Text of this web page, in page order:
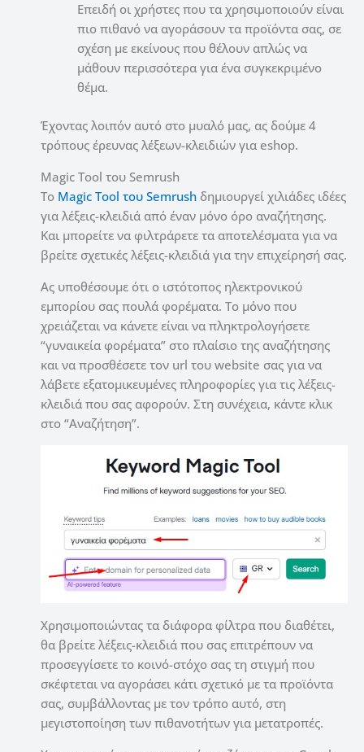
Επειδή οι χρήστες που τα χρησιμοποιούν είναι
πιο πιθανό να αγοράσουν τα προϊόντα σας, σε
σχέση με εκείνους που θέλουν απλώς να
μάθουν περισσότερα για ένα συγκεκριμένο
θέμα.
Έχοντας λοιπόν αυτό στο μυαλό μας, ας δούμε 4
τρόπους έρευνας λέξεων-κλειδιών για eshop.
Magic Tool του Semrush
Το Magic Tool του Semrush δημιουργεί χιλιάδες ιδέες
για λέξεις-κλειδιά από έναν μόνο όρο αναζήτησης.
Και μπορείτε να φιλτράρετε τα αποτελέσματα για να
βρείτε σχετικές λέξεις-κλειδιά για την επιχείρησή σας.
Ας υποθέσουμε ότι ο ιστότοπος ηλεκτρονικού
εμπορίου σας πουλά φορέματα. Το μόνο που
χρειάζεται να κάνετε είναι να πληκτρολογήσετε
“γυναικεία φορέματα” στο πλαίσιο της αναζήτησης
και να προσθέσετε τον url του website σας για να
λάβετε εξατομικευμένες πληροφορίες για τις λέξεις-
κλειδιά που σας αφορούν. Στη συνέχεια, κάντε κλικ
στο “Αναζήτηση”.
Χρησιμοποιώντας τα διάφορα φίλτρα που διαθέτει,
θα βρείτε λέξεις-κλειδιά που σας επιτρέπουν να
προσεγγίσετε το κοινό-στόχο σας τη στιγμή που
σκέφτεται να αγοράσει κάτι σχετικό με τα προϊόντα
σας, συμβάλλοντας με τον τρόπο αυτό, στη
μεγιστοποίηση των πιθανοτήτων για μετατροπές.